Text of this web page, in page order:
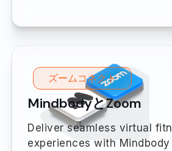
ズームコネクト
MindbodyとZoom
Deliver seamless virtual
experiences with Mindbody